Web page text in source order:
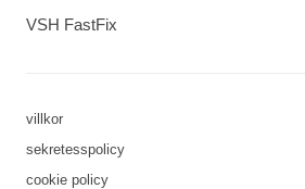
VSH FastFix
villkor
sekretesspolicy
cookie policy